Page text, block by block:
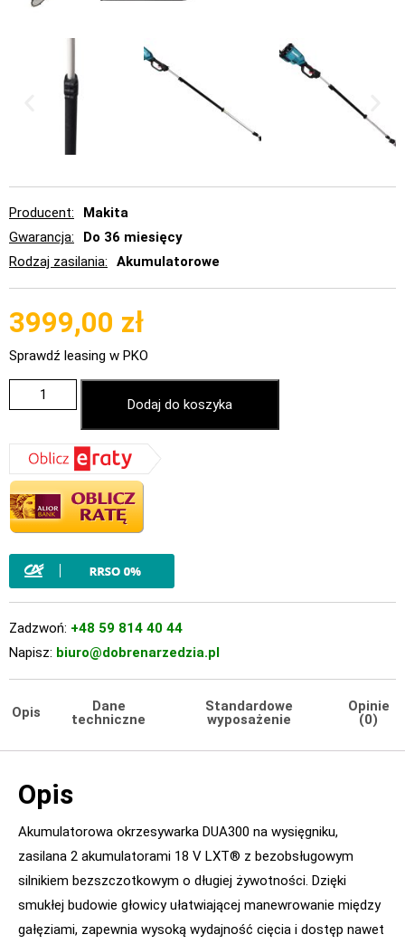
Producent
Makita
Gwarancja
Do 36 miesięcy
Rodzaj zasilania
Akumulatorowe
3999,00 zł
Sprawdź leasing w PKO
Dodaj do koszyka
Zadzwoń: +48 59 814 40 44
Napisz: biuro@dobrenarzedzia.pl
Opis
Dane
techniczne
Standardowe
wyposażenie
Opinie
(0)
Opis
Akumulatorowa okrzesywarka DUA300 na wysięgniku,
zasilana 2 akumulatorami 18 V LXT® z bezobsługowym
silnikiem bezszczotkowym o długiej żywotności. Dzięki
smukłej budowie głowicy ułatwiającej manewrowanie między
gałęziami, zapewnia wysoką wydajność cięcia i dostęp nawet